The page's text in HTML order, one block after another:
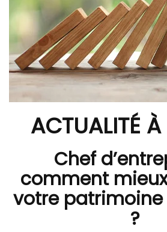
ACTUALITÉ
Chef
comment
votre patrimoine
?